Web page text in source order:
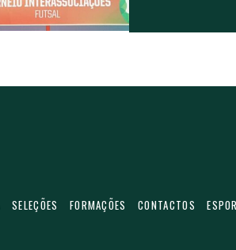
SELEÇÕES FORMAÇÕES CONTACTOS